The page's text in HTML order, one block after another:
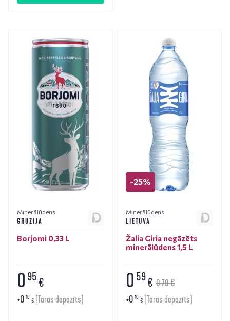
Minerālūdens
GRUZIJA
Borjomi 0,33 L
0 95€
+0 10 € [Taras depozīts]
-25%
Minerālūdens
LIETUVA
Žalia Giria negāzēts
minerālūdens 1,5 L
0 59€ 0.79 €
+0 10 € [Taras depozīts]